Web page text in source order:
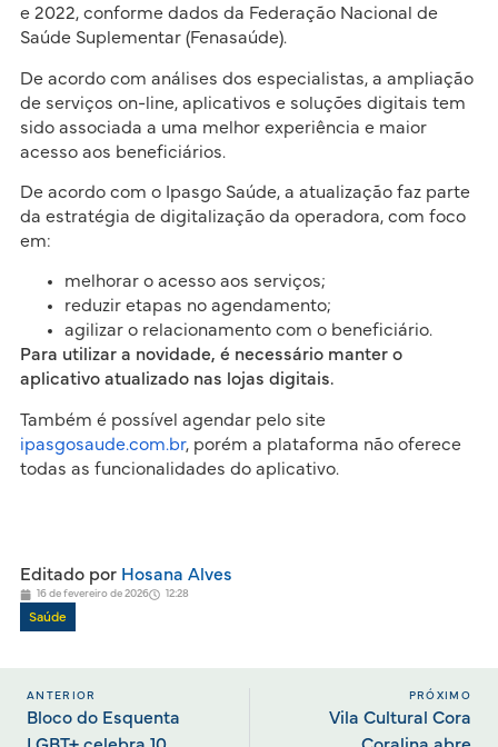
e 2022, conforme dados da Federação Nacional de
Saúde Suplementar (Fenasaúde).
De acordo com análises dos especialistas, a ampliação
de serviços on-line, aplicativos e soluções digitais tem
sido associada a uma melhor experiência e maior
acesso aos beneficiários.
De acordo com o Ipasgo Saúde, a atualização faz parte
da estratégia de digitalização da operadora, com foco
em:
melhorar o acesso aos serviços;
reduzir etapas no agendamento;
agilizar o relacionamento com o beneficiário.
Para utilizar a novidade, é necessário manter o
aplicativo atualizado nas lojas digitais.
Também é possível agendar pelo site
ipasgosaude.com.br, porém a plataforma não oferece
todas as funcionalidades do aplicativo.
Editado porHosana Alves
16 de fevereiro de 2026 12:28
Saúde
ANTERIOR
Bloco do Esquenta
PRÓXIMO
Vila Cultural Cora